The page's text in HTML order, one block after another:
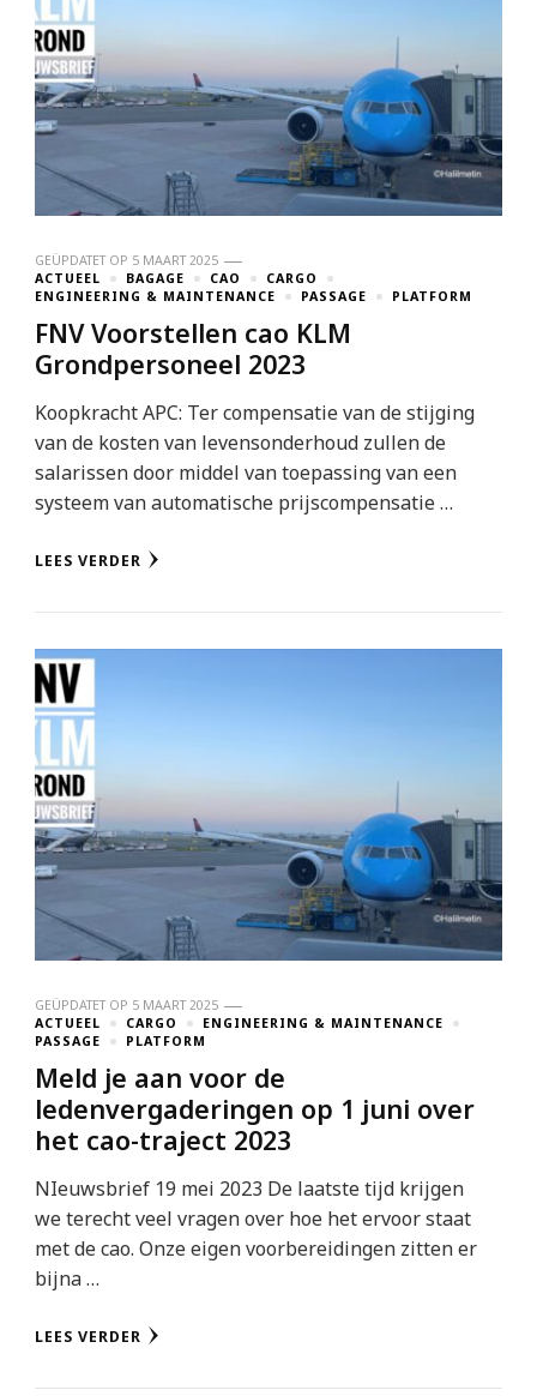
GEÜPDATET OP 5 MAART 2025
ACTUEEL
BAGAGE CAO
CARGO
ENGINEERING & MAINTENANCE
PASSAGE PLATFORM
FNV Voorstellen cao KLM
Grondpersoneel 2023
Koopkracht APC: Ter compensatie van de stijging
van de kosten van levensonderhoud zullen de
salarissen door middel van toepassing van een
systeem van automatische prijscompensatie …
LEES VERDER
GEÜPDATET OP 5 MAART 2025
ACTUEEL
CARGO
ENGINEERING & MAINTENANCE
PASSAGE
PLATFORM
Meld je aan voor de
ledenvergaderingen op 1 juni over
het cao-traject 2023
NIeuwsbrief 19 mei 2023 De laatste tijd krijgen
we terecht veel vragen over hoe het ervoor staat
met de cao. Onze eigen voorbereidingen zitten er
bijna …
LEES VERDER